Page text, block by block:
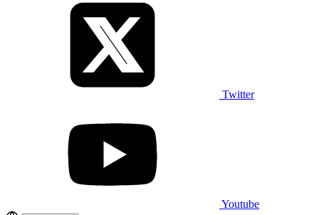
Twitter
Youtube